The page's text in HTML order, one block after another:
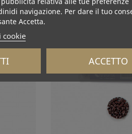
navigazione. Per dare il tuo
Accetta.
cookie
ACCETTO